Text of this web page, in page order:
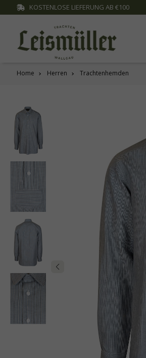
springen
KOSTENLOSE LIEFERUNG AB €100
Home Herren Trachtenhemden